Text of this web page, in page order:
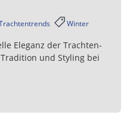
Winter
Eleganz der Trachten-
und Styling bei